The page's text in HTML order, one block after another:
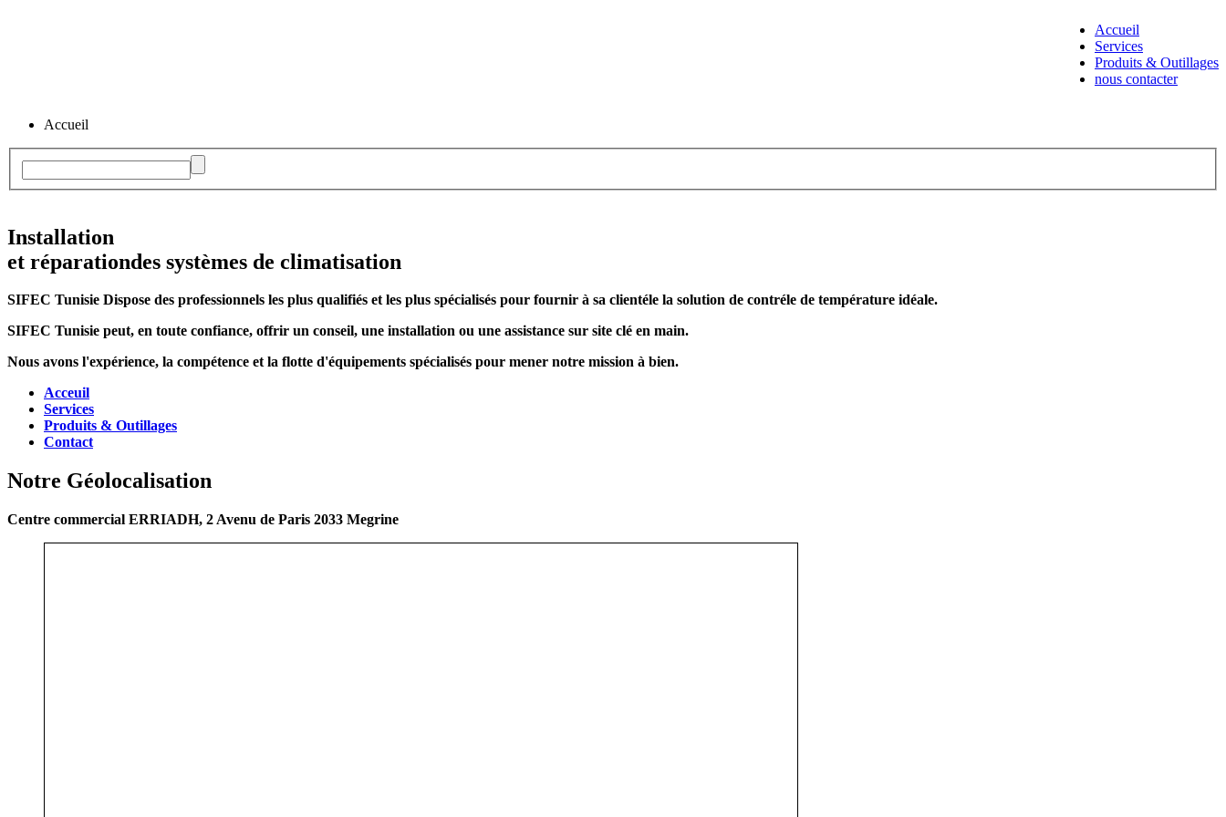
Accueil
Services
Produits & Outillages
nous contacter
Accueil
Installation
et réparationdes systèmes de climatisation
SIFEC Tunisie Dispose des professionnels les plus qualifiés et les plus spécialisés pour fournir à sa clientéle la solution de contréle de température idéale.
SIFEC Tunisie peut, en toute confiance, offrir un conseil, une installation ou une assistance sur site clé en main.
Nous avons l'expérience, la compétence et la flotte d'équipements spécialisés pour mener notre mission à bien.
Acceuil
Services
Produits & Outillages
Contact
Notre Géolocalisation
Centre commercial ERRIADH, 2 Avenu de Paris 2033 Megrine